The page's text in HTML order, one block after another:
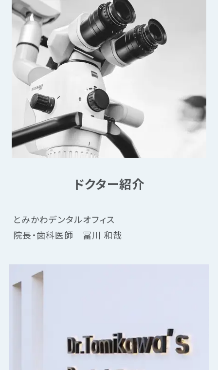
ドクター紹介
とみかわデンタルオフィス
院長・歯科医師　冨川 和哉